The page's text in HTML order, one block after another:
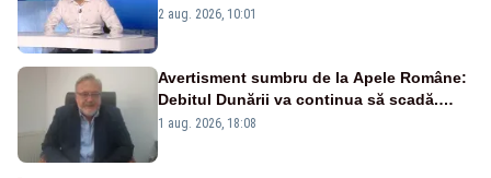
catastrofă pentru bănci și fondurile de
2 aug. 2026, 10:01
Avertisment sumbru de la Apele Române:
Debitul Dunării va continua să scadă.
Cernavodă s-ar putea închide în 4 zile
1 aug. 2026, 18:08